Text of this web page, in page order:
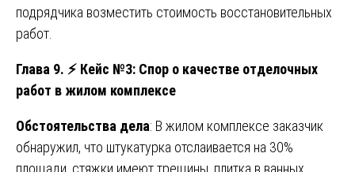
подрядчика возместить стоимость восстановительных
работ.
Глава 9. ⚡ Кейс №3: Спор о качестве отделочных
работ в жилом комплексе
Обстоятельства дела: В жилом комплексе заказчик
обнаружил, что штукатурка отслаивается на 30%
площади, стяжки имеют трещины, плитка в ванных